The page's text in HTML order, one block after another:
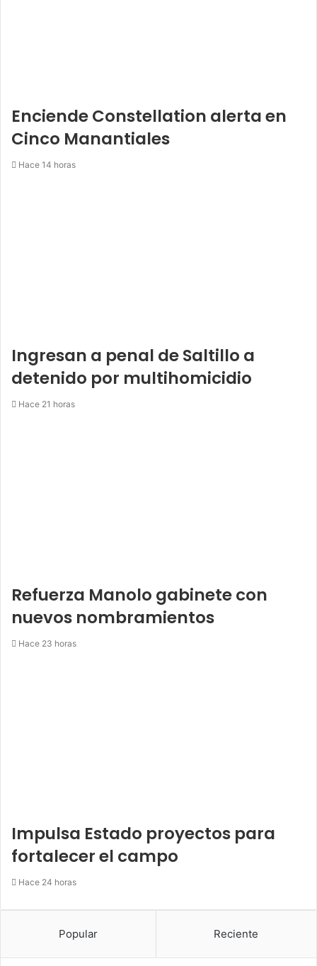
Enciende Constellation alerta en
Cinco Manantiales
Hace 14 horas
Ingresan a penal de Saltillo a
detenido por multihomicidio
Hace 21 horas
Refuerza Manolo gabinete con
nuevos nombramientos
Hace 23 horas
Impulsa Estado proyectos para
fortalecer el campo
Hace 24 horas
Popular Reciente